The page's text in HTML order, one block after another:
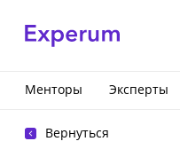
Менторы Эксперты
Вернуться